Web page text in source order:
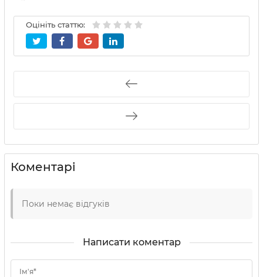
Оцініть статтю:
Коментарі
Поки немає відгуків
Написати коментар
Ім'я*